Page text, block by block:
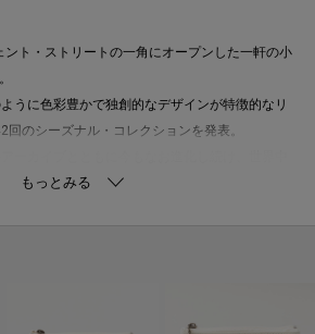
ト・ストリートの一角にオープンした一軒の小
うに色彩豊かで独創的なデザインが特徴的なリ
のシーズナル・コレクションを発表。
す。